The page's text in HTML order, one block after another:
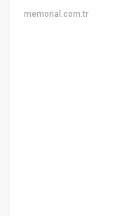
memorial.com.tr